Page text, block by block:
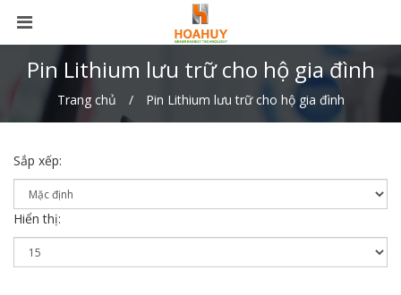
Pin Lithium lưu trữ cho hộ gia đình
Trang chủ Pin Lithium lưu trữ cho hộ gia đình
Sắp xếp:
Hiển thị: